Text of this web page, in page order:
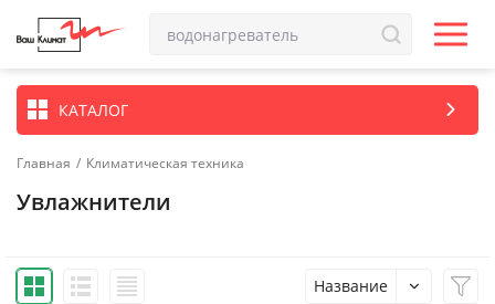
КАТАЛОГ
Главная / Климатическая техника
Увлажнители
Название